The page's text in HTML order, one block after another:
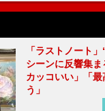
「ラストノート
シーンに反響集
カッコいい」「
う」